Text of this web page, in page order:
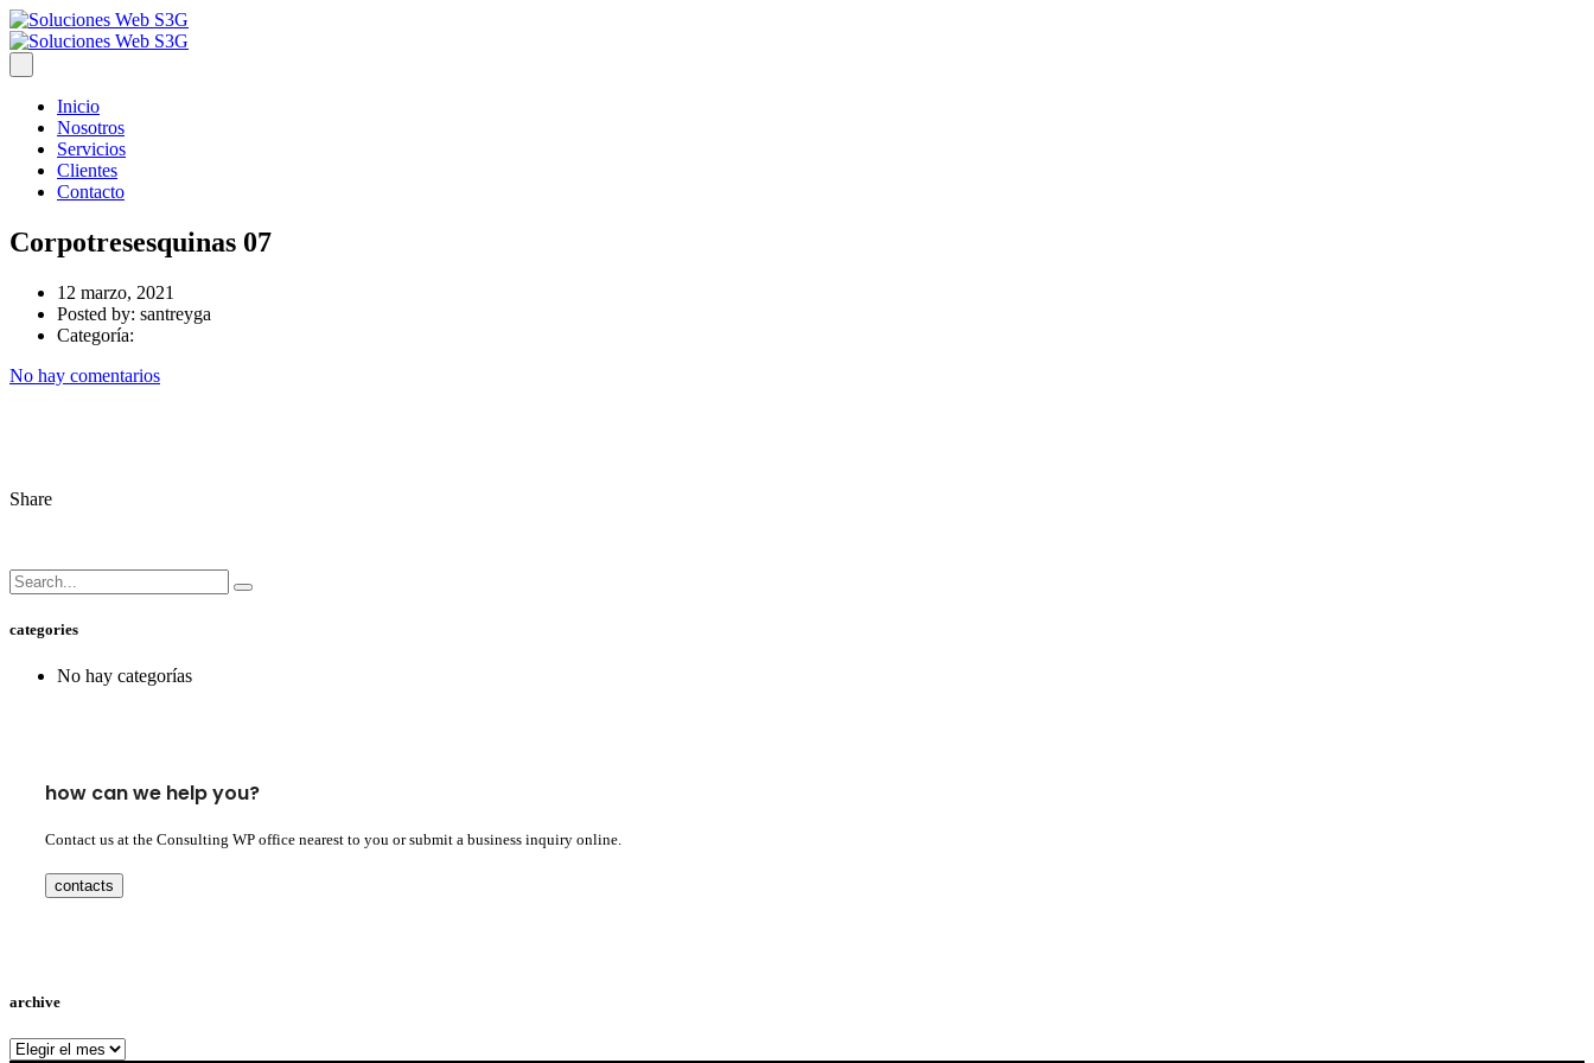
Inicio
Nosotros
Servicios
Clientes
Contacto
Corpotresesquinas 07
12 marzo, 2021
Posted by: santreyga
Categoría:
No hay comentarios
Share
categories
No hay categorías
how can we help you?
Contact us at the Consulting WP office nearest to you or submit a business inquiry online.
contacts
archive
archive